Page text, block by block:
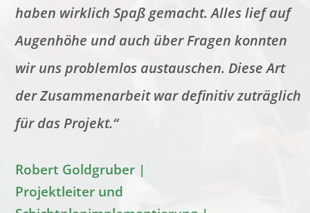
haben wirklich Spaß gemacht. Alles lief auf
Augenhöhe und auch über Fragen konnten
wir uns problemlos austauschen. Diese Art
der Zusammenarbeit war definitiv zuträglich
für das Projekt.“
Robert Goldgruber |
Projektleiter und